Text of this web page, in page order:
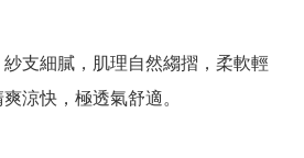
支細膩，肌理自然縐摺，柔軟輕
涼快，極透氣舒適。